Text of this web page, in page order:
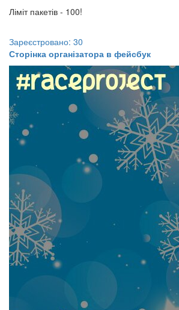
Ліміт пакетів - 100!
Зареєстровано: 30
Сторінка організатора в фейсбук